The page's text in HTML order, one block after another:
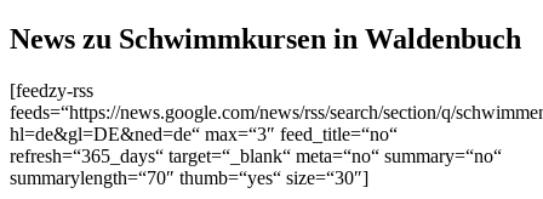
News zu Schwimmkursen in Waldenbuch
[feedzy-rss
feeds=“https://news.google.com/news/rss/search/section/q/
hl=de&gl=DE&ned=de“ max=“3″ feed_title=“no“
refresh=“365_days“ target=“_blank“ meta=“no“ summary=“no“
summarylength=“70″ thumb=“yes“ size=“30″]